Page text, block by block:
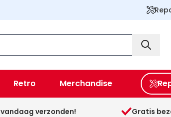
Retro Merchandise
vandaag verzonden! Gratis